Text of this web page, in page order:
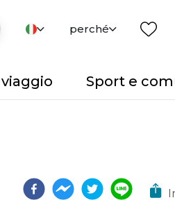
perché
Sport e